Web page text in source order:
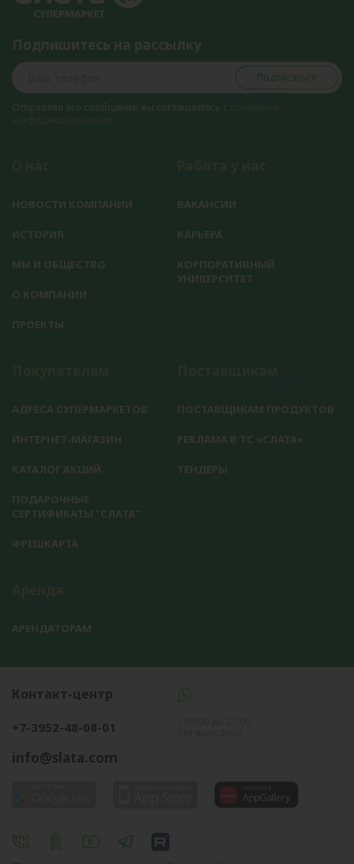
Подпишитесь на рассылку
Подписаться
Отправляя это сообщение, вы соглашаетесь с
НОВОСТИ КОМПАНИИ
ИСТОРИЯ
МЫ И ОБЩЕСТВО
О КОМПАНИИ
ПРОЕКТЫ
ВАКАНСИИ
КАРЬЕРА
КОРПОРАТИВНЫЙ
УНИВЕРСИТЕТ
АДРЕСА СУПЕРМАРКЕТОВ
ИНТЕРНЕТ-МАГАЗИН
КАТАЛОГ АКЦИЙ
ПОДАРОЧНЫЕ
СЕРТИФИКАТЫ "СЛАТА"
ФРЕШКАРТА
ПОСТАВЩИКАМ ПРОДУКТОВ
РЕКЛАМА В ТС «СЛАТА»
ТЕНДЕРЫ
АРЕНДАТОРАМ
Контакт-центр
+7-3952-48-08-01
info@slata.com